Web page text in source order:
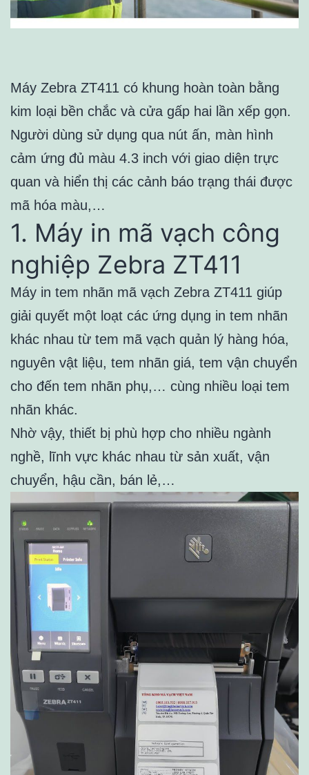
Máy Zebra ZT411 có khung hoàn toàn bằng
kim loại bền chắc và cửa gấp hai lần xếp gọn.
Người dùng sử dụng qua nút ấn, màn hình
cảm ứng đủ màu 4.3 inch với giao diện trực
quan và hiển thị các cảnh báo trạng thái được
mã hóa màu,…
1. Máy in mã vạch công
nghiệp Zebra ZT411
Máy in tem nhãn mã vạch Zebra ZT411 giúp
giải quyết một loạt các ứng dụng in tem nhãn
khác nhau từ tem mã vạch quản lý hàng hóa,
nguyên vật liệu, tem nhãn giá, tem vận chuyển
cho đến tem nhãn phụ,… cùng nhiều loại tem
nhãn khác.
Nhờ vậy, thiết bị phù hợp cho nhiều ngành
nghề, lĩnh vực khác nhau từ sản xuất, vận
chuyển, hậu cần, bán lẻ,…